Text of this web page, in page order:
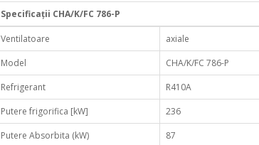
Specificaţii CHA/K/FC 786-P
Ventilatoare
axiale
Model
CHA/K/FC 786-P
Refrigerant
R410A
Putere frigorifica [kW]
236
Putere Absorbita (kW)
87